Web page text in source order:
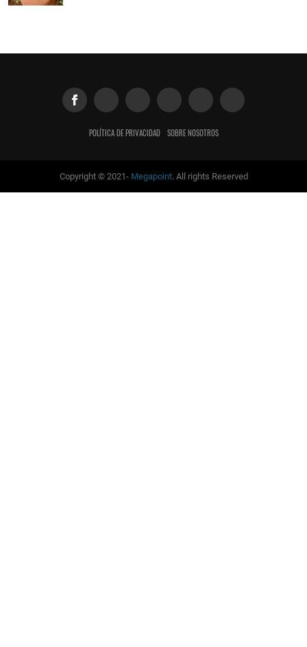
POLÍTICA DE PRIVACIDAD SOBRE NOSOTROS
Copyright © 2021- Megapoint. All rights Reserved